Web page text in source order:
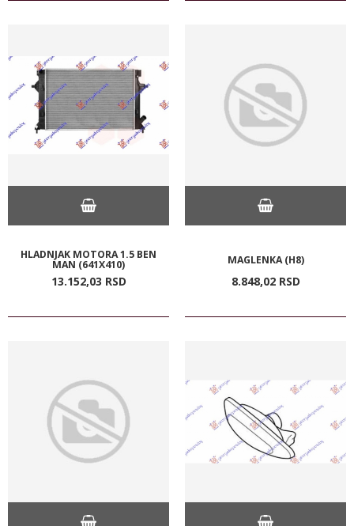
HLADNJAK MOTORA 1.5 BEN
MAN (641X410)
13.152,03 RSD
MAGLENKA (H8)
8.848,02 RSD